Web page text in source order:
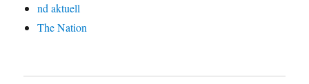
nd aktuell
The Nation